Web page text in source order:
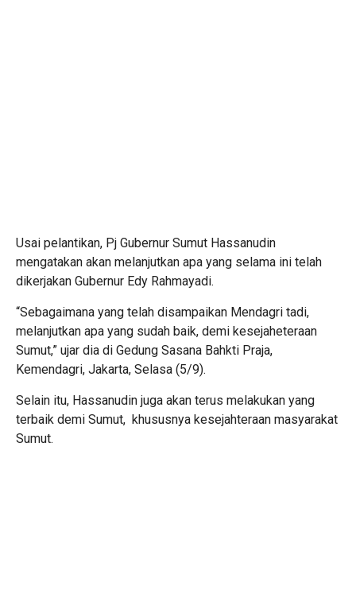
Usai pelantikan, Pj Gubernur Sumut Hassanudin
mengatakan akan melanjutkan apa yang selama ini telah
dikerjakan Gubernur Edy Rahmayadi.
“Sebagaimana yang telah disampaikan Mendagri tadi,
melanjutkan apa yang sudah baik, demi kesejaheteraan
Sumut,” ujar dia di Gedung Sasana Bahkti Praja,
Kemendagri, Jakarta, Selasa (5/9).
Selain itu, Hassanudin juga akan terus melakukan yang
terbaik demi Sumut, khususnya kesejahteraan masyarakat
Sumut.